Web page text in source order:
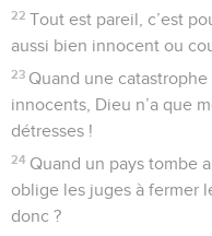
22 Tout est pareil, c’est
aussi bien innocent ou
23 Quand une
innocents, Dieu n’a que
détresses !
24 Quand un pays tombe
oblige les juges à fermer
donc ?